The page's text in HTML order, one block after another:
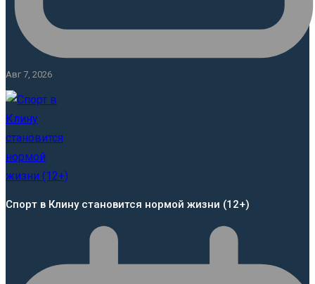
Авг 7, 2026
Спорт в Клину становится нормой жизни (12+)